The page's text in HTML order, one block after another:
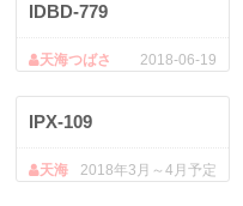
IDBD-779
2018-06-19
天海つばさ
IPX-109
2018年3月～4月予定
天海